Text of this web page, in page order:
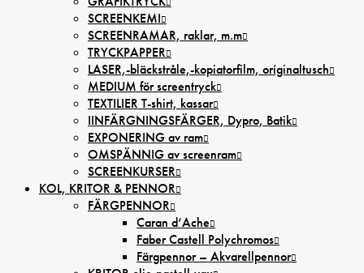
SCREENKEMI
SCREENRAMAR, raklar, m.m
TRYCKPAPPER
LASER,-bläckstråle,-kopiatorfilm, oríginaltusch
MEDIUM för screentryck
TEXTILIER T-shirt, kassar
IINFÄRGNINGSFÄRGER, Dypro, Batik
EXPONERING av ram
OMSPÄNNIG av screenram
SCREENKURSER
KOL, KRITOR & PENNOR
FÄRGPENNOR
Caran d’Ache
Faber Castell Polychromos
Färgpennor – Akvarellpennor